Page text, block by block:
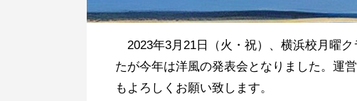
2023年3月21日（火・祝）、横浜校月曜
たが今年は洋風の発表会となりました。運
もよろしくお願い致します。